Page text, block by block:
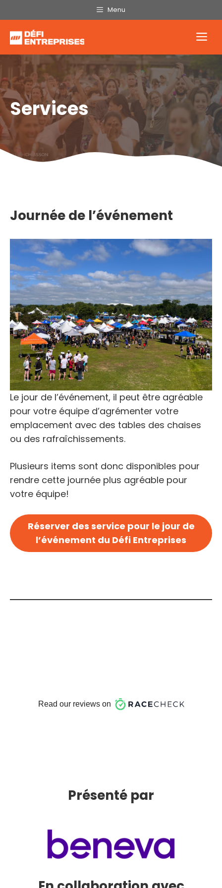
au
contenu
Menu
Services
Journée de l’événement
Le jour de l’événement, il peut être agréable
pour votre équipe d’agrémenter votre
emplacement avec des tables des chaises
ou des rafraîchissements.
Plusieurs items sont donc disponibles pour
rendre cette journée plus agréable pour
votre équipe!
Réserver des service pour le jour de
l’événement du Défi Entreprises
Présenté par